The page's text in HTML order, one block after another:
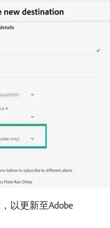
以更新至Adobe